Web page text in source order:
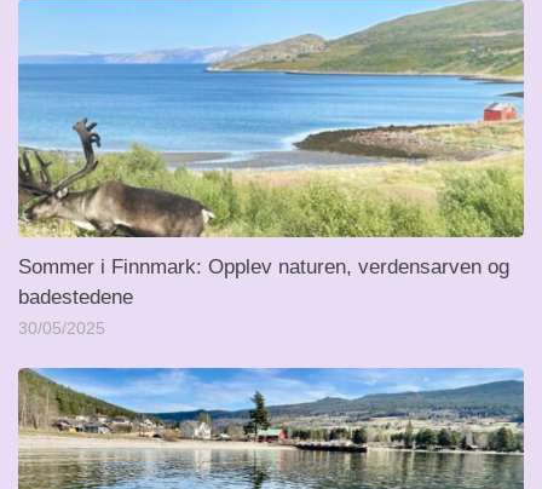
Sommer i Finnmark: Opplev naturen, verdensarven og
badestedene
30/05/2025